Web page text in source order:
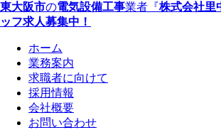
東大阪市の電気設備工事業者『株式会社里
ッフ求人募集中！
ホーム
業務案内
求職者に向けて
採用情報
会社概要
お問い合わせ